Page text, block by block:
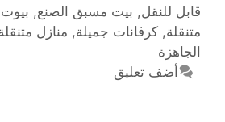
قابل للنقل, بيت مسبق الصنع,
متنقلة, كرفانات جميلة, منازل
الجاهزة
أضف تعليق